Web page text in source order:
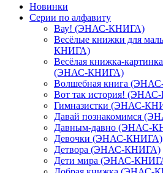
Новинки
Серии по алфавиту
Вау! (ЭНАС-КНИГА)
Весёлые книжки для
КНИГА)
Весёлая книжка-
(ЭНАС-КНИГА)
Волшебная книга
Вот так история!
Гимназистки (ЭНАС-
Давай познакомимся
Давным-давно (ЭНАС-
Девочки (ЭНАС-КНИГА)
Детвора (ЭНАС-КНИГА)
Дети мира (ЭНАС-